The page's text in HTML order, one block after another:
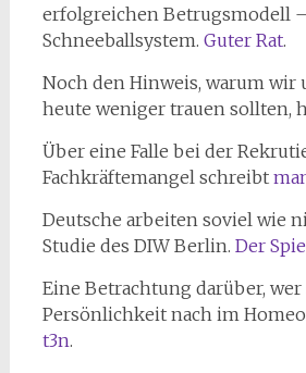
erfolgreichen Betrugsmodell
Schneeballsystem. Guter Rat.
Noch den Hinweis, warum wir
heute weniger trauen sollten,
Über eine Falle bei der
Fachkräftemangel schreibt
Deutsche arbeiten soviel wie
Studie des DIW Berlin. Der
Eine Betrachtung darüber,
Persönlichkeit nach im
t3n.